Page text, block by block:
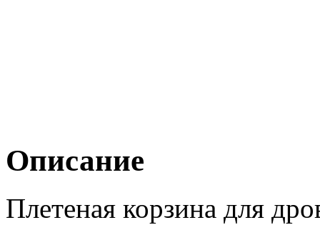
Описание
Плетеная корзина для